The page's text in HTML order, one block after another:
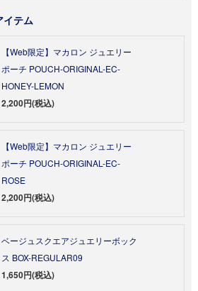
イテム
【Web限定】マカロン ジュエリー
ポーチ POUCH-ORIGINAL-EC-
HONEY-LEMON
2,200円(税込)
【Web限定】マカロン ジュエリー
ポーチ POUCH-ORIGINAL-EC-
ROSE
2,200円(税込)
ベージュスクエアジュエリーボック
ス BOX-REGULAR09
1,650円(税込)